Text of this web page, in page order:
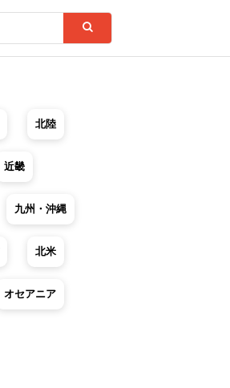
北陸
近畿
九州・沖縄
北米
オセアニア